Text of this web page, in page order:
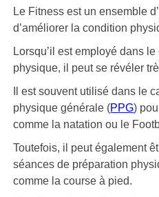
Le Fitness est un ensemble
d’améliorer la condition
Lorsqu’il est employé dans
physique, il peut se révéler
Il est souvent utilisé dans le
physique générale (PPG)
comme la natation ou le
Toutefois, il peut également
séances de préparation
comme la course à pied.